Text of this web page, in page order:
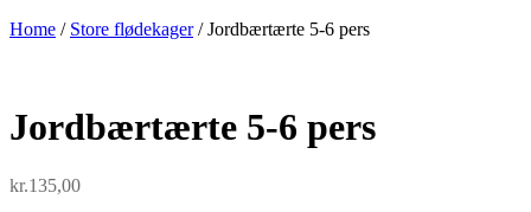
Home / Store flødekager/ Jordbærtærte 5-6 pers
Jordbærtærte 5-6 pers
kr.135,00